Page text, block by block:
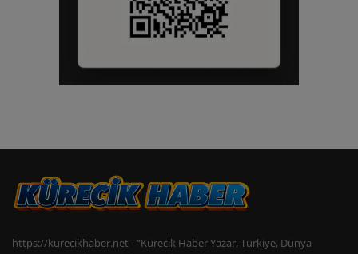
https://kurecikhaber.net - “Kürecik Haber Yazar, Türkiye, Dünya